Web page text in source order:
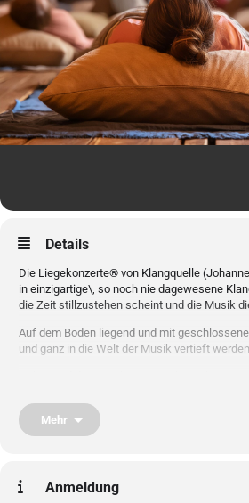
Details
Die Liegekonzerte® von Klangquelle
in einzigartige\, so noch nie dagewesene
die Zeit stillzustehen scheint und die Musik
Auf dem Boden liegend und mit
und ganz in die Welt der Musik vertieft werden.
Musik\, Emotionen und inneren Welten.
Gerade heutzutage braucht es jenseits der
Einlass 30 Minuten vor Konzertbeginn um 18
Mehr
Anmeldung